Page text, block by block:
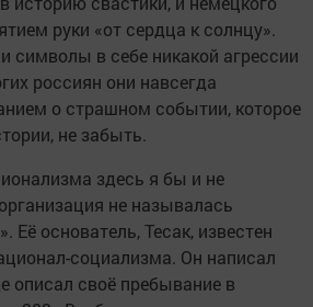
руки «от сердца к солнцу».
символы в себе никакой агрессии
россиян они навсегда
о страшном событии, которое
не забыть.
здесь я бы и не
не называлась
Её основатель, Тесак, известен
социализма. Он написал
описал своё пребывание в